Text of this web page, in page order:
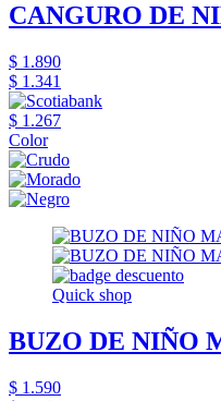
CANGURO DE
$ 1.890
$ 1.341
$ 1.267
Color
Quick shop
BUZO DE NIÑO
$ 1.590